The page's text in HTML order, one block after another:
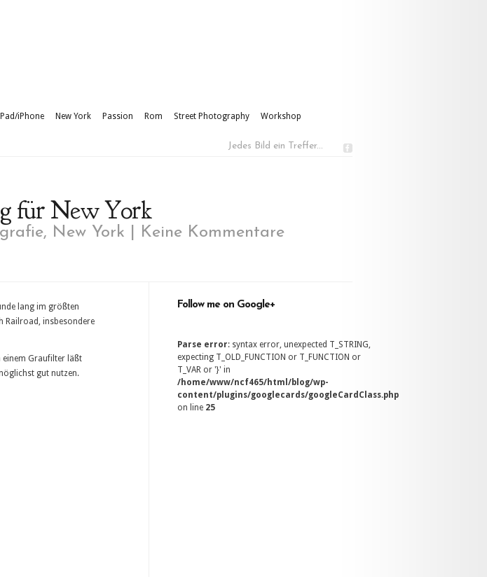
iPhone New York Passion Rom Street Photography Workshop
Jedes Bild ein Treffer...
für New York
, New York Keine Kommentare
lang im größten
Railroad, insbesondere
einem Graufilter läßt
gut nutzen.
Follow me on Google+
Parse error: syntax error, unexpected T_STRING,
expecting T_OLD_FUNCTION or T_FUNCTION or
T_VAR or '}' in
/home/www/ncf465/html/blog/wp-
content/plugins/googlecards/googleCardClass.php
on line 25